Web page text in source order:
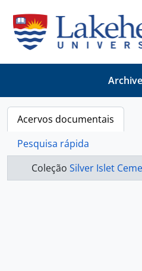
Acervos documentais
Pesquisa rápida
Coleção Silver Islet Cemetery